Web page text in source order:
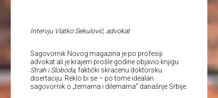
Intervju Vlatko Sekulović, advokat
Sagovornik Novog magazina je po profesiji
advokat ali je krajem prošle godine objavio knjigu
Strah i Sloboda, faktički skraćenu doktorsku
disertaciju. Reklo bi se – po tome idealan
sagovornik o „temama i dilemama“ današnje Srbije.